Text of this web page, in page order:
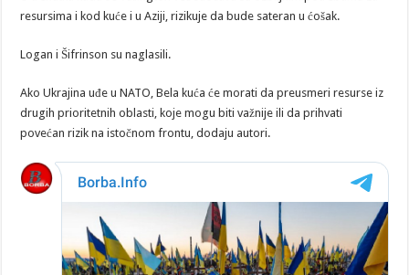
resursima i kod kuće i u Aziji, rizikuje da bude sateran u ćošak.
Logan i Šifrinson su naglasili.
Ako Ukrajina uđe u NATO, Bela kuća će morati da preusmeri resurse iz
drugih prioritetnih oblasti, koje mogu biti važnije ili da prihvati
povećan rizik na istočnom frontu, dodaju autori.